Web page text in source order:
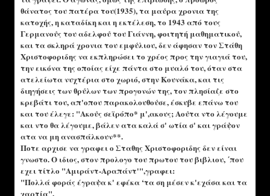
θάνατος του πατέρα του(1935), τα μαύρα χρονια της
κατοχής, η καταδίκη και η εκτέλεση, το 1943 από τους
Γερμανούς του αδελφού του Γιάννη, φοιτητή μαθηματικού,
και τα σκληρά χρονια του εμφύλιου, δεν άφησαν τον Στάθη
Χριστοφοριδης να εκπληρώσει το χρέος προς την γιαγιά του,
την εικόνα της οποίας είχε πάντα στο μυαλό του, όταν στα
ατελείωτα νυχτέρια στο χωριό, στην Κουνάκα, και τις
διηγήσεις των θρύλων των προγονών της, τον πλησίαζε στο
κρεβάτι του, απ'οπου παρακολουθούσε, έσκυβε επάνω του
και του έλεγε: "Ακούς σεϊρόπο* μ',ακους; Αούτα ντο λέγουμε
και ντο θα λέγουμε, βάλεν ατα καλά σ' ωτία σ' και γράψον
ατα να μη ανασπάλκουν**.
Ποτε αρχισε να γραφει ο Σταθης Χριστοφοριδης δεν είναι
γνωστο. Ο ιδιος, στον προλογο του πρωτου του βιβλιου, ΄που
εχει τίτλο "Αμιράντ-Αραπάντ'",γραφει:
"Πολλά φοράς έγραψα κ' εφέκα ‘τα ση μέσεν κ'εχάσα και τα
χαρτία".